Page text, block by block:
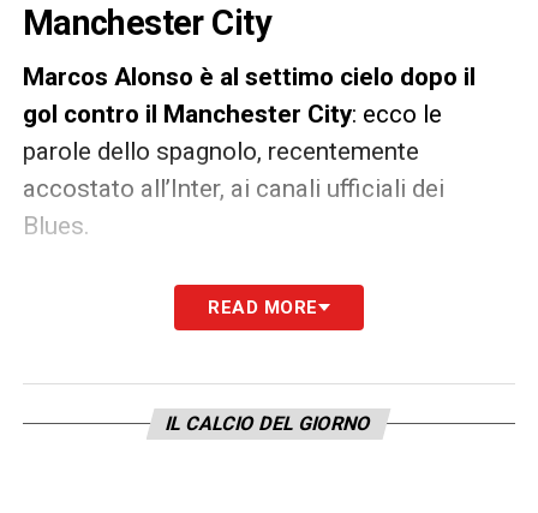
Manchester City
Marcos Alonso è al settimo cielo dopo il
gol contro il Manchester City: ecco le
parole dello spagnolo, recentemente
accostato all’Inter, ai canali ufficiali dei
Blues.
«Sono molto felice, soprattutto perché è
stata una stagione difficile. Faccio del mio
di più. È quello che voglio e penso di aver
READ MORE
IL CALCIO DEL GIORNO